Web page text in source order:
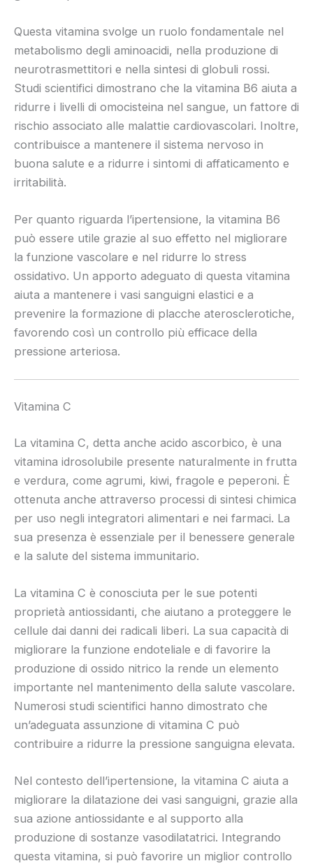
Questa vitamina svolge un ruolo fondamentale nel
metabolismo degli aminoacidi, nella produzione di
neurotrasmettitori e nella sintesi di globuli rossi.
Studi scientifici dimostrano che la vitamina B6 aiuta a
ridurre i livelli di omocisteina nel sangue, un fattore di
rischio associato alle malattie cardiovascolari. Inoltre,
contribuisce a mantenere il sistema nervoso in
buona salute e a ridurre i sintomi di affaticamento e
irritabilità.
Per quanto riguarda l’ipertensione, la vitamina B6
può essere utile grazie al suo effetto nel migliorare
la funzione vascolare e nel ridurre lo stress
ossidativo. Un apporto adeguato di questa vitamina
aiuta a mantenere i vasi sanguigni elastici e a
prevenire la formazione di placche aterosclerotiche,
favorendo così un controllo più efficace della
pressione arteriosa.
Vitamina C
La vitamina C, detta anche acido ascorbico, è una
vitamina idrosolubile presente naturalmente in frutta
e verdura, come agrumi, kiwi, fragole e peperoni. È
ottenuta anche attraverso processi di sintesi chimica
per uso negli integratori alimentari e nei farmaci. La
sua presenza è essenziale per il benessere generale
e la salute del sistema immunitario.
La vitamina C è conosciuta per le sue potenti
proprietà antiossidanti, che aiutano a proteggere le
cellule dai danni dei radicali liberi. La sua capacità di
migliorare la funzione endoteliale e di favorire la
produzione di ossido nitrico la rende un elemento
importante nel mantenimento della salute vascolare.
Numerosi studi scientifici hanno dimostrato che
un’adeguata assunzione di vitamina C può
contribuire a ridurre la pressione sanguigna elevata.
Nel contesto dell’ipertensione, la vitamina C aiuta a
migliorare la dilatazione dei vasi sanguigni, grazie alla
sua azione antiossidante e al supporto alla
produzione di sostanze vasodilatatrici. Integrando
questa vitamina, si può favorire un miglior controllo